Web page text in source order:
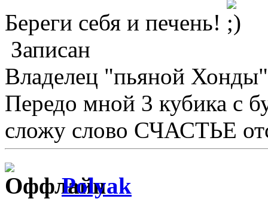
Береги себя и печень!
Записан
Владелец "пьяной Хонды"
Передо мной 3 кубика с
сложу слово СЧАСТЬЕ
Polyak